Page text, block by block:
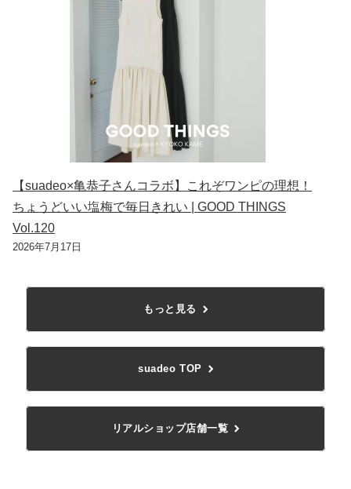
【suadeo×亀恭子さんコラボ】これぞワンピの理想！
ちょうどいい塩梅で毎日きれい | GOOD THINGS
Vol.120
2026年7月17日
もっと見る
suadeo TOP
リアルショップ店舗一覧